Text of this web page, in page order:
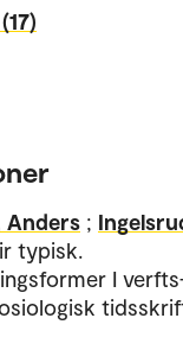
Anders ;
typisk.
I